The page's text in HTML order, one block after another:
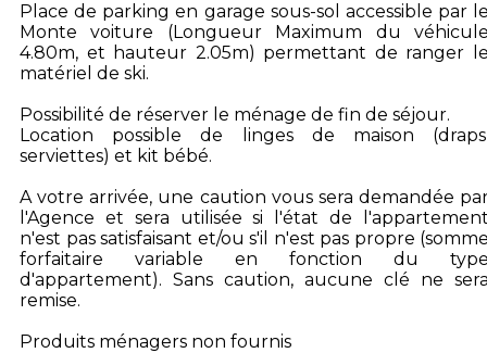
Place de parking en garage sous-sol accessible par
Monte voiture (Longueur Maximum du
4.80m, et hauteur 2.05m) permettant de ranger
matériel de ski.
Possibilité de réserver le ménage de fin de séjour.
Location possible de linges de maison
serviettes) et kit bébé.
A votre arrivée, une caution vous sera demandée
l'Agence et sera utilisée si l'état de
n'est pas satisfaisant et/ou s'il n'est pas propre
forfaitaire variable en fonction du
d'appartement). Sans caution, aucune clé ne
remise.
Produits ménagers non fournis